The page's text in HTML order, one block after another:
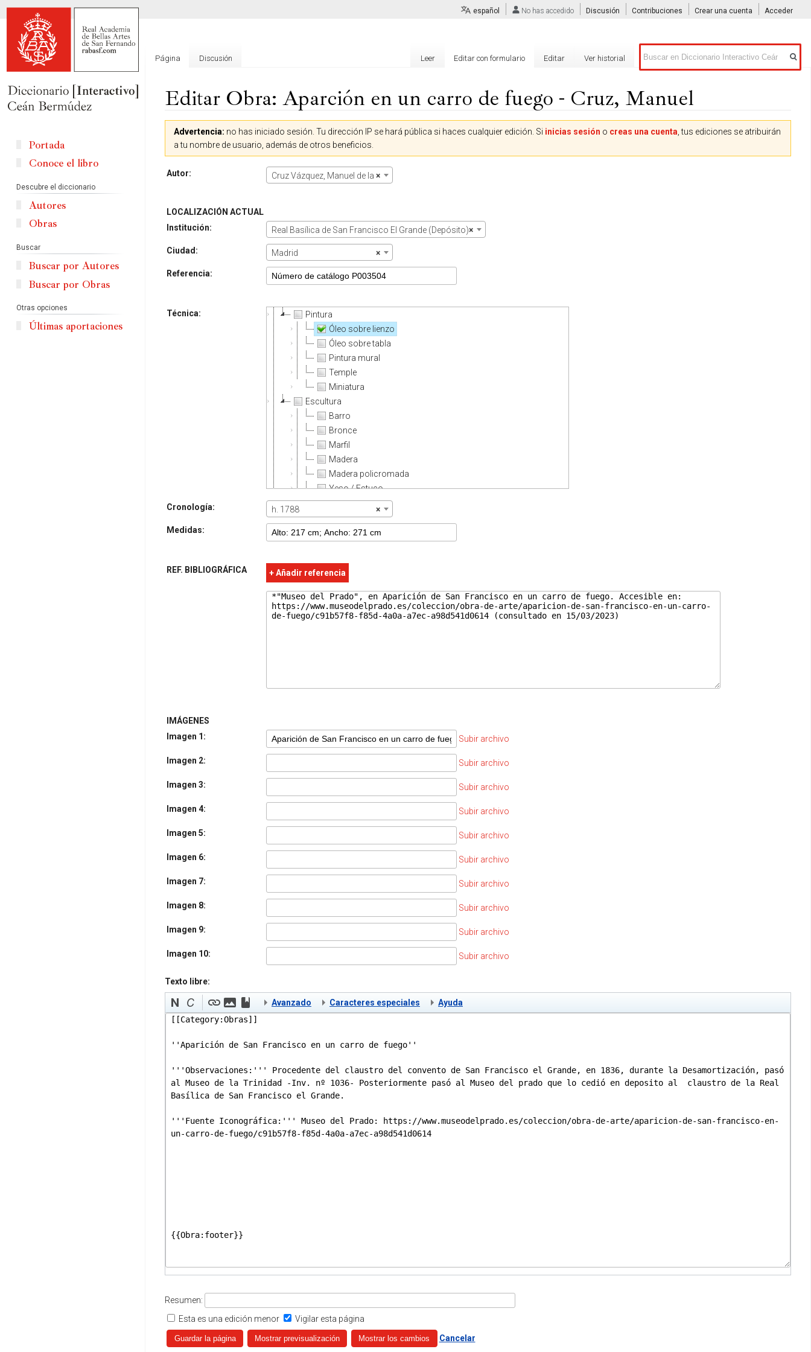
Editar Obra: Aparción en un carro de fuego - Cruz, Manuel
Advertencia: no has iniciado sesión. Tu dirección IP se hará pública si haces cualquier edición. Si inicias sesión o creas una cuenta, tus ediciones se atribuirán
a tu nombre de usuario, además de otros beneficios.
Autor: ×
Cruz Vázquez, Manuel de la
LOCALIZACIÓN ACTUAL
Institución:
×
Real Basílica de San Francisco El Grande (Depósito)
Ciudad: ×
Madrid
Referencia:
Técnica:
Pintura
Óleo sobre lienzo
Óleo sobre tabla
Pintura mural
Temple
Miniatura
Escultura
Barro
Bronce
Marfil
Madera
Madera policromada
Yeso / Estuco
Piedra
Granito
Mármol
Dibujo
Lápiz negro
Lápiz rojo
Clarión
Grabado
Grabado en hueco
Rejería
Otros
Cronología: ×
h. 1788
Medidas:
REF. BIBLIOGRÁFICA + Añadir referencia
IMÁGENES
Imagen 1:
Subir archivo
Imagen 2: Subir archivo
Imagen 3: Subir archivo
Imagen 4: Subir archivo
Imagen 5: Subir archivo
Imagen 6: Subir archivo
Imagen 7: Subir archivo
Imagen 8: Subir archivo
Imagen 9: Subir archivo
Imagen 10: Subir archivo
Texto libre:
Avanzado Caracteres especiales Ayuda
Resumen:
Esta es una edición menor
Vigilar esta página
Cancelar
español No has accedido Discusión Contribuciones Crear una cuenta Acceder
Página Discusión Leer Editar con formulario Editar Ver historial
Buscar
Portada
Conoce el libro
Descubre el diccionario
Autores
Obras
Buscar
Buscar por Autores
Buscar por Obras
Otras opciones
Últimas aportaciones